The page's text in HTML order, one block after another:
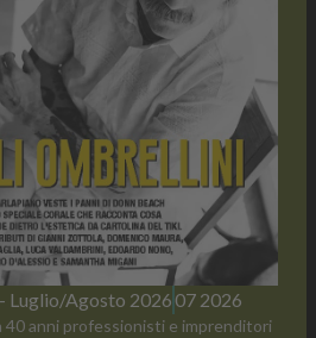
Luglio/Agosto 2026 07 2026
40 anni professionisti e imprenditori